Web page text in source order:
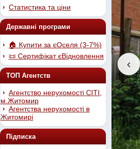
Статистика та ціни
Державні програми
🏠 Купити за єОселя (3-7%)
📜 Сертифікат єВідновлення
ТОП Агентств
Агентство нерухомості СІТІ,
м.Житомир
Агентства нерухомості в
Житомирі
Підписка
‹